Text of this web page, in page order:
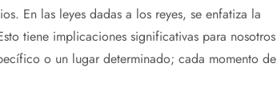
En las leyes dadas a los reyes, se enfatiza la
tiene implicaciones significativas para nosotros
o un lugar determinado; cada momento de